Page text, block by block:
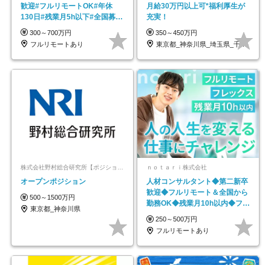
歓迎#フルリモートOK#年休
130日#残業月5h以下#全国募集
#最大1年の研修
300～700万円
フルリモートあり
月給30万円以上可*福利厚生が
充実！
350～450万円
東京都_神奈川県_埼玉県_千葉県_大阪府…
オープンポジション
500～1500万円
東京都_神奈川県
ｎｏｔａｒｉ株式会社
人材コンサルタント◆第二新卒
歓迎◆フルリモート＆全国から
勤務OK◆残業月10h以内◆フレ
ックス制
250～500万円
フルリモートあり